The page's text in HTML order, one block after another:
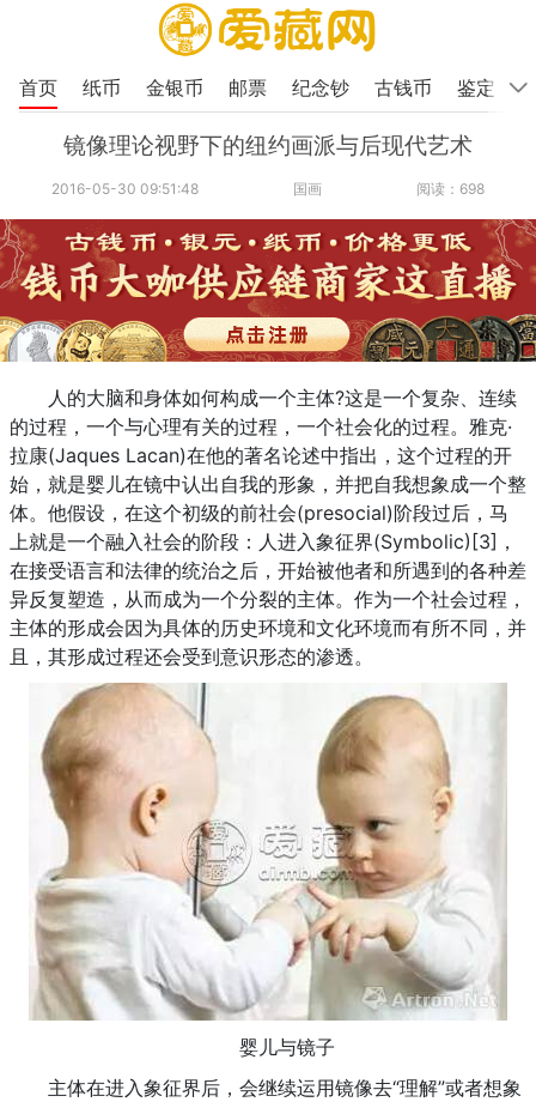
首页 纸币 金银币 邮票 纪念钞 古钱币 鉴定
镜像理论视野下的纽约画派与后现代艺术
2016-05-30 09:51:48 国画 阅读：698
人的大脑和身体如何构成一个主体?这是一个复杂、连续
的过程，一个与心理有关的过程，一个社会化的过程。雅克·
拉康(Jaques Lacan)在他的著名论述中指出，这个过程的开
始，就是婴儿在镜中认出自我的形象，并把自我想象成一个整
体。他假设，在这个初级的前社会(presocial)阶段过后，马
上就是一个融入社会的阶段：人进入象征界(Symbolic)[3]，
在接受语言和法律的统治之后，开始被他者和所遇到的各种差
异反复塑造，从而成为一个分裂的主体。作为一个社会过程，
主体的形成会因为具体的历史环境和文化环境而有所不同，并
且，其形成过程还会受到意识形态的渗透。
婴儿与镜子
主体在进入象征界后，会继续运用镜像去“理解”或者想象